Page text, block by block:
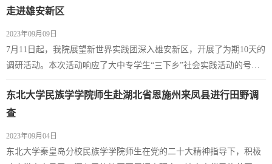
永陵镇，是满族的发祥地，也是后金政治、经济、军事、文化、外交
走进雄安新区
2023年09月09日
​7月11日起，我院展望新世界实践团深入雄安新区，开展了为期10天的
调研活动。本次活动响应了大中专学生“三下乡”社会实践活动的号
召，让团队成员们学习贯彻了习近平总书记在雄安新区考察时发表的
重要讲话精神，也了解了雄安新区的发展成就。11日，团队成员抵达
位于雄安新区昝岗片区的雄安站。雄安站不仅是雄安新区首个开工建
东北大学民族学学院师生赴湖北省恩施州来凤县进行田野调
查
2023年09月04日
东北大学秦皇岛分校民族学学院师生在党的二十大精神指导下，积极